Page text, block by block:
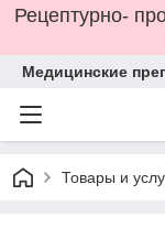
Рецептурно-
Медицинские
Товары и